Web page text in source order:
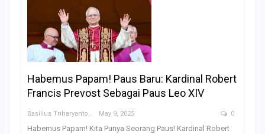
Habemus Papam! Paus Baru: Kardinal Robert
Francis Prevost Sebagai Paus Leo XIV
Basilius Triharyanto May 9, 2025 0
Habemus Papam! Kita Punya Seorang Paus! Kardinal Robert